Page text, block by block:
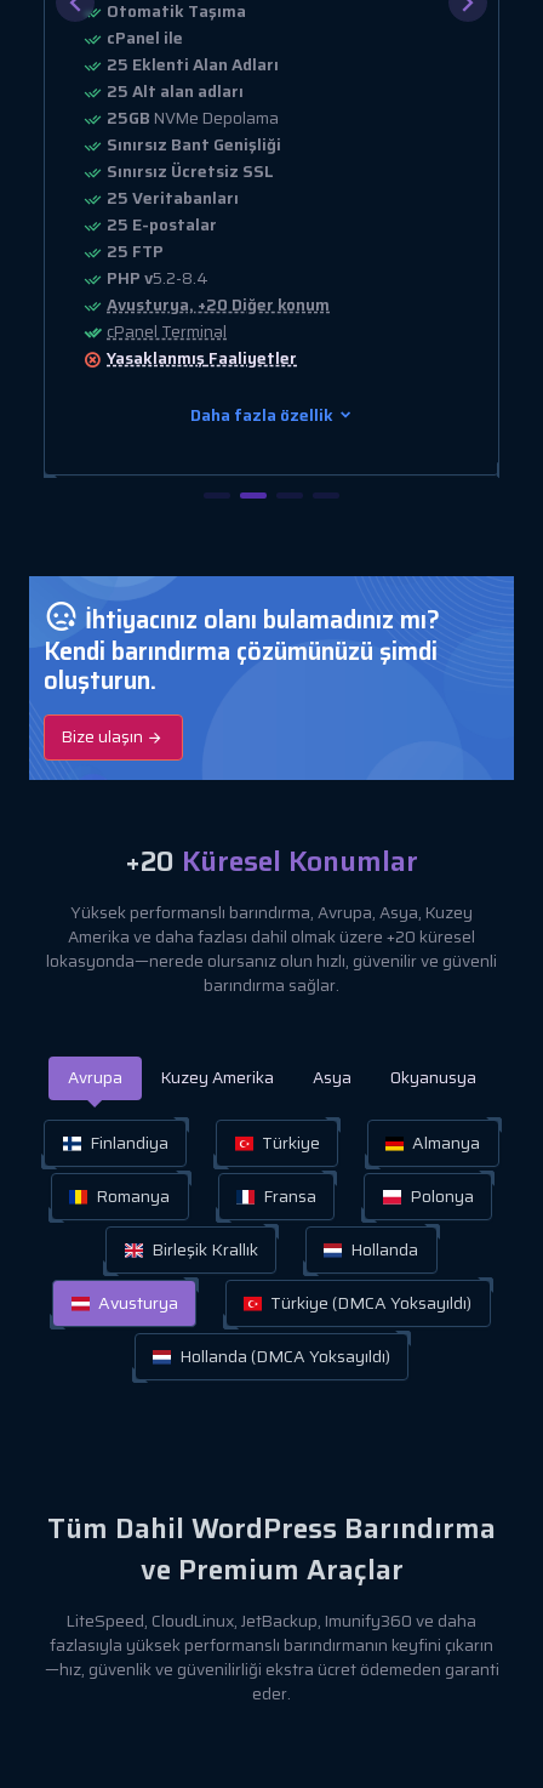
Otomatik Taşıma
cPanel ile
25 Eklenti Alan Adları
25 Alt alan adları
25GB NVMe Depolama
Sınırsız Bant Genişliği
Sınırsız Ücretsiz SSL
25 Veritabanları
25 E-postalar
25 FTP
PHP v5.2-8.4
Avusturya, +20 Diğer konum
cPanel Terminal
YasaklanmışFaaliyetler
Daha fazla özellik
İhtiyacınız olanı bulamadınız mı?
Kendi barındırma çözümünüzü şimdi
oluşturun.
Bize ulaşın
+20 Küresel Konumlar
Yüksek performanslı barındırma, Avrupa, Asya, Kuzey
Amerika ve daha fazlası dahil olmak üzere +20 küresel
lokasyonda—nerede olursanız olun hızlı, güvenilir ve güvenli
barındırma sağlar.
Avrupa Kuzey Amerika Asya Okyanusya
Finlandiya Türkiye
Almanya
Romanya
Fransa
Polonya
Birleşik Krallık
Hollanda
Avusturya
Türkiye (DMCA Yoksayıldı)
Hollanda (DMCA Yoksayıldı)
Tüm Dahil WordPress Barındırma
ve Premium Araçlar
LiteSpeed, CloudLinux, JetBackup, Imunify360 ve daha
fazlasıyla yüksek performanslı barındırmanın keyfini çıkarın
—hız, güvenlik ve güvenilirliği ekstra ücret ödemeden garanti
eder.